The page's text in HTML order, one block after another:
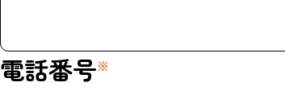
電話番号※